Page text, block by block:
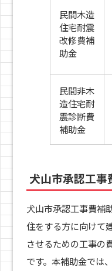
民間木造
住宅耐震
改修費補
助金
民間非木
造住宅耐
震診断費
補助金
犬山市承認工事
犬山市承認工事費補
住をする方に向けて
させるための工事の
です。本補助金では